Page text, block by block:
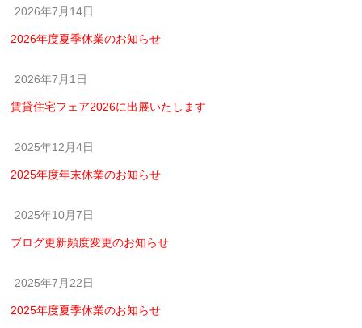
2026年7月14日
2026年度夏季休業のお知らせ
2026年7月1日
賃貸住宅フェア2026に出展いたします
2025年12月4日
2025年度年末休業のお知らせ
2025年10月7日
ブログ更新頻度変更のお知らせ
2025年7月22日
2025年度夏季休業のお知らせ